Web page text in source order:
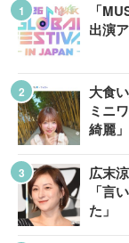
「
出演
大食
ミニ
綺麗
広末
「言
た」